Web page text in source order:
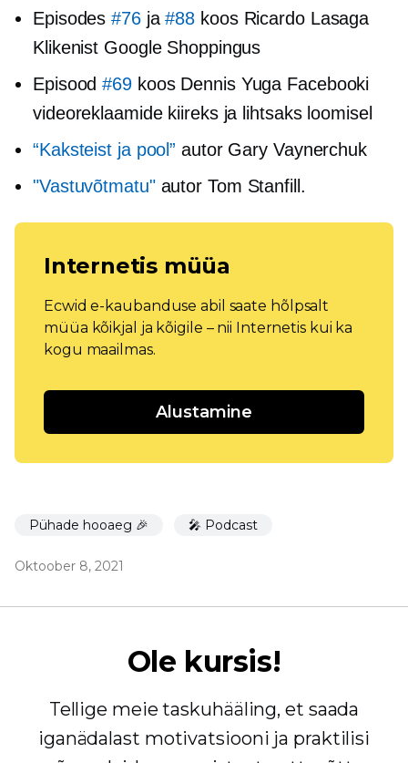
Episodes#76ja#88 koos Ricardo Lasaga
Klikenist Google Shoppingus
Episood#69koos Dennis Yuga Facebooki
videoreklaamide kiireks ja lihtsaks loomisel
“Kaksteist ja pool” autor Gary Vaynerchuk
"Vastuvõtmatu"autor Tom Stanfill.
Internetis müüa
Ecwid e-kaubanduse abil saate hõlpsalt
müüa kõikjal ja kõigile – nii Internetis kui ka
kogu maailmas.
Alustamine
Pühade hooaeg 🎉 🎤 Podcast
Oktoober 8, 2021
Ole kursis!
Tellige meie taskuhääling, et saada
iganädalast motivatsiooni ja praktilisi